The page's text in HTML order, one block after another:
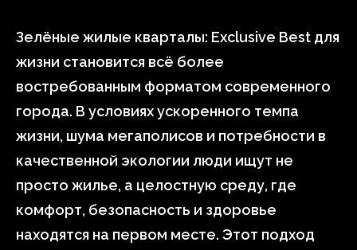
Зелёные жилые кварталы: Exclusive Best для
жизни становится всё более
востребованным форматом современного
города. В условиях ускоренного темпа
жизни, шума мегаполисов и потребности в
качественной экологии люди ищут не
просто жилье, а целостную среду, где
комфорт, безопасность и здоровье
находятся на первом месте. Этот подход